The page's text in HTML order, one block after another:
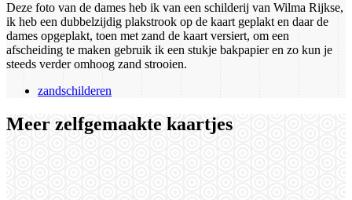
Deze foto van de dames heb ik van een schilderij van Wilma Rijkse,
ik heb een dubbelzijdig plakstrook op de kaart geplakt en daar de
dames opgeplakt, toen met zand de kaart versiert, om een
afscheiding te maken gebruik ik een stukje bakpapier en zo kun je
steeds verder omhoog zand strooien.
zandschilderen
Meer zelfgemaakte kaartjes